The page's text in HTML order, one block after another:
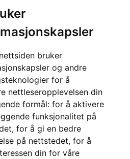
bruker
og andre
for å
nettleseropplevelsen din
formål: for å aktivere
funksjonalitet på
, for å gi en bedre
på nettstedet, for å
din for våre
til ITS-